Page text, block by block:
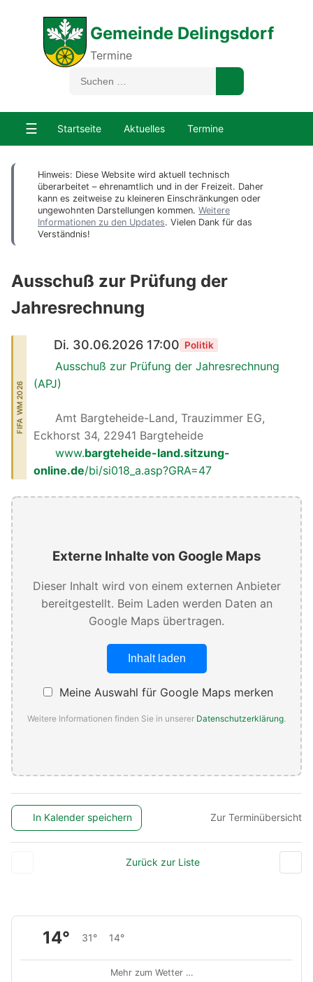
Gemeinde Delingsdorf
Termine
☰ Startseite Aktuelles Termine
Hinweis: Diese Website wird aktuell technisch
überarbeitet – ehrenamtlich und in der Freizeit. Daher
kann es zeitweise zu kleineren Einschränkungen oder
ungewohnten Darstellungen kommen. Weitere
Informationen zu den Updates. Vielen Dank für das
Verständnis!
Ausschuß zur Prüfung der
Jahresrechnung
FIFA WM 2026
Di. 30.06.2026 17:00 Politik
Ausschuß zur Prüfung der Jahresrechnung
(APJ)
Amt Bargteheide-Land, Trauzimmer EG,
Eckhorst 34, 22941 Bargteheide
www.bargteheide-land.sitzung-
online.de/bi/si018_a.asp?GRA=47
Externe Inhalte von Google Maps
Dieser Inhalt wird von einem externen Anbieter
bereitgestellt. Beim Laden werden Daten an
Google Maps übertragen.
Inhalt laden
Meine Auswahl für Google Maps merken
Weitere Informationen finden Sie in unserer Datenschutzerklärung.
In Kalender speichern Zur Terminübersicht
Zurück zur Liste
14° 31° 14°
Mehr zum Wetter …